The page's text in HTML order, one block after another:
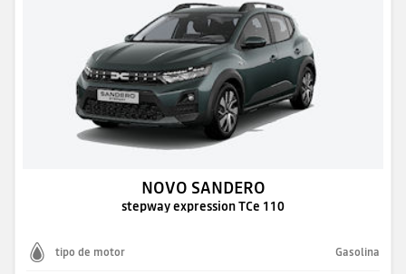
NOVO SANDERO
stepway expression TCe 110
tipo de motor Gasolina